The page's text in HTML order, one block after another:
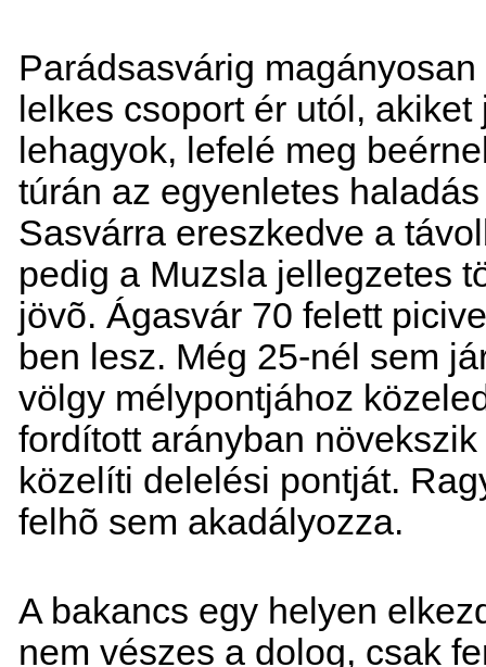
Parádsasvárig
lelkes csoport ér utól,
lehagyok, lefelé meg
túrán az egyenletes
Sasvárra ereszkedve a
pedig a Muzsla jellegzetes
jövõ. Ágasvár 70 felett
ben lesz. Még 25-nél sem
völgy mélypontjához
fordított arányban
közelíti delelési pontját.
felhõ sem akadályozza.
A bakancs egy helyen
nem vészes a dolog, csak